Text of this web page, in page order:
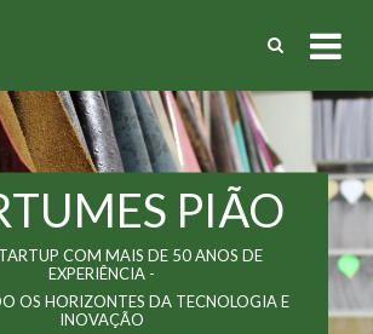
PIÃO
COM MAIS DE 50 ANOS DE
EXPERIÊNCIA -
OS HORIZONTES DA TECNOLOGIA E
INOVAÇÃO